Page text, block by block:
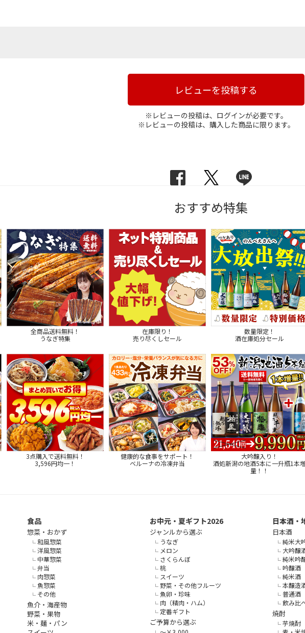
レビューを投稿する
※レビューの投稿は、ログインが必要です。
※レビューの投稿は、購入した商品に限ります。
おすすめ特集
全商品送料無料！
うなぎ特集
在庫限り！
売り尽くしセール
数量限定！
酒在庫処分セール
3点購入で送料無料！
3,596円均一！
健康的な食事をサポート！
ベルーナの冷凍弁当
大吟醸入り！
酒処新潟の地酒5本に一升瓶1本
量！！
食品
惣菜・おかず
和風惣菜
洋風惣菜
中華惣菜
弁当
肉惣菜
魚惣菜
その他
魚介・海産物
野菜・果物
米・麺・パン
お中元・夏ギフト2026
ジャンルから選ぶ
うなぎ
メロン
さくらんぼ
桃
スイーツ
野菜・その他フルーツ
魚卵・珍味
肉（精肉・ハム）
定番ギフト
ご予算から選ぶ
日本酒・
日本酒
純米大
大吟醸
純米吟
吟醸酒
純米酒
本醸造
普通酒
飲み比
焼酎
芋焼酎